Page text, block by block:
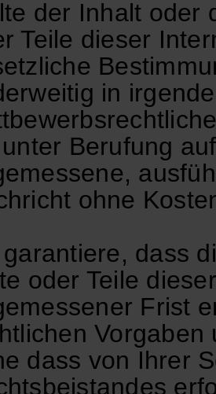
der Inhalt oder
Teile dieser
in
Berufung
ohne
garantiere, dass
oder Teile
Frist
dass von Ihrer